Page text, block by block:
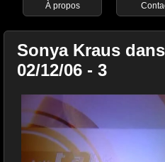
À propos
Sonya Kraus
02/12/06 - 3